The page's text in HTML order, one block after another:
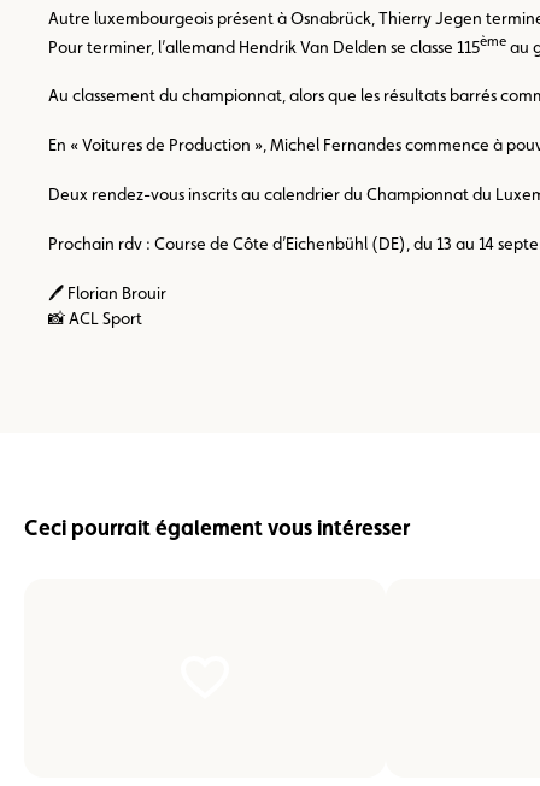
Autre luxembourgeois présent à Osnabrück, Thierry Jegen
Pour terminer, l’allemand Hendrik Van Delden se classe 115ème au
Au classement du championnat, alors que les résultats barrés
En « Voitures de Production », Michel Fernandes commence à
Deux rendez-vous inscrits au calendrier du Championnat du
Prochain rdv : Course de Côte d’Eichenbühl (DE), du 13 au 14
🖊️ Florian Brouir
📸 ACL Sport
Ceci pourrait également vous intéresser